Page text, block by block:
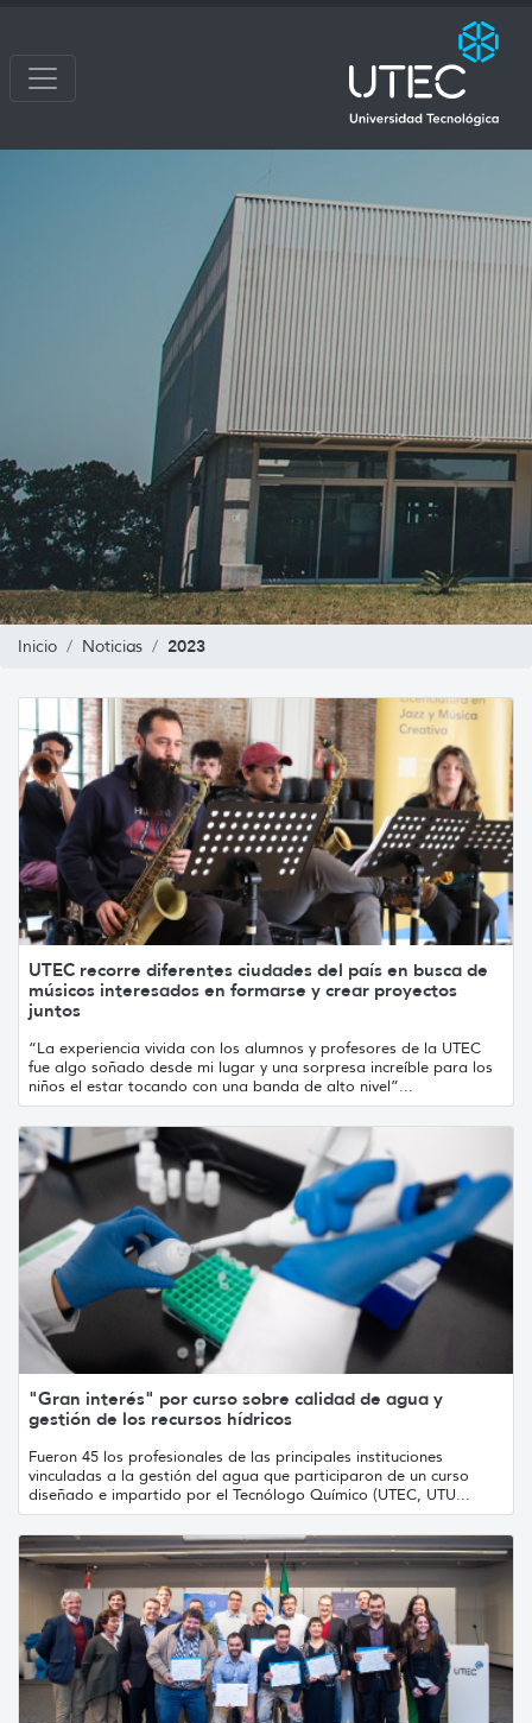
Inicio Noticias 2023
UTEC recorre diferentes ciudades del país en busca de
músicos interesados en formarse y crear proyectos
juntos
“La experiencia vivida con los alumnos y profesores de la UTEC
fue algo soñado desde mi lugar y una sorpresa increíble para los
niños el estar tocando con una banda de alto nivel”...
"Gran interés" por curso sobre calidad de agua y
gestión de los recursos hídricos
Fueron 45 los profesionales de las principales instituciones
vinculadas a la gestión del agua que participaron de un curso
diseñado e impartido por el Tecnólogo Químico (UTEC, UTU...